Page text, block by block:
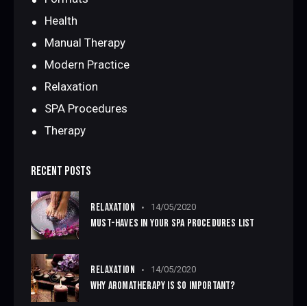
Health
Manual Therapy
Modern Practice
Relaxation
SPA Procedures
Therapy
RECENT POSTS
RELAXATION 14/05/2020
MUST-HAVES IN YOUR SPA PROCEDURES LIST
RELAXATION 14/05/2020
WHY AROMATHERAPY IS SO IMPORTANT?